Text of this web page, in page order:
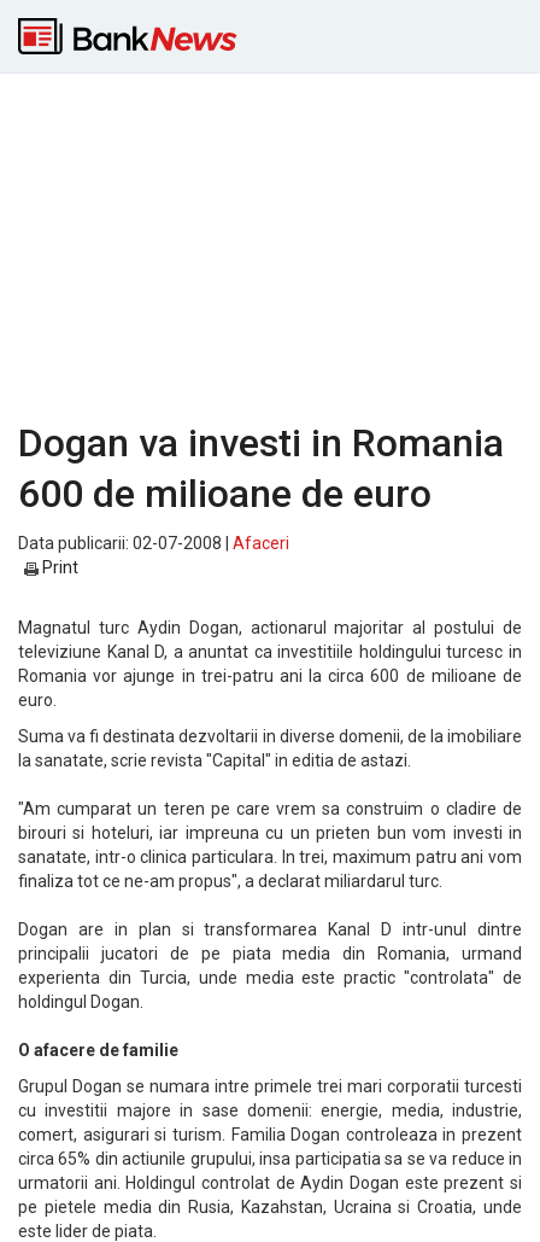
Dogan va investi in Romania
600 de milioane de euro
Data publicarii: 02-07-2008 | Afaceri
Print
Magnatul turc Aydin Dogan, actionarul majoritar al postului de
televiziune Kanal D, a anuntat ca investitiile holdingului turcesc in
Romania vor ajunge in trei-patru ani la circa 600 de milioane de
euro.
Suma va fi destinata dezvoltarii in diverse domenii, de la imobiliare
la sanatate, scrie revista "Capital" in editia de astazi.
"Am cumparat un teren pe care vrem sa construim o cladire de
birouri si hoteluri, iar impreuna cu un prieten bun vom investi in
sanatate, intr-o clinica particulara. In trei, maximum patru ani vom
finaliza tot ce ne-am propus", a declarat miliardarul turc.
Dogan are in plan si transformarea Kanal D intr-unul dintre
principalii jucatori de pe piata media din Romania, urmand
experienta din Turcia, unde media este practic "controlata" de
holdingul Dogan.
O afacere de familie
Grupul Dogan se numara intre primele trei mari corporatii turcesti
cu investitii majore in sase domenii: energie, media, industrie,
comert, asigurari si turism. Familia Dogan controleaza in prezent
circa 65% din actiunile grupului, insa participatia sa se va reduce in
urmatorii ani. Holdingul controlat de Aydin Dogan este prezent si
pe pietele media din Rusia, Kazahstan, Ucraina si Croatia, unde
este lider de piata.